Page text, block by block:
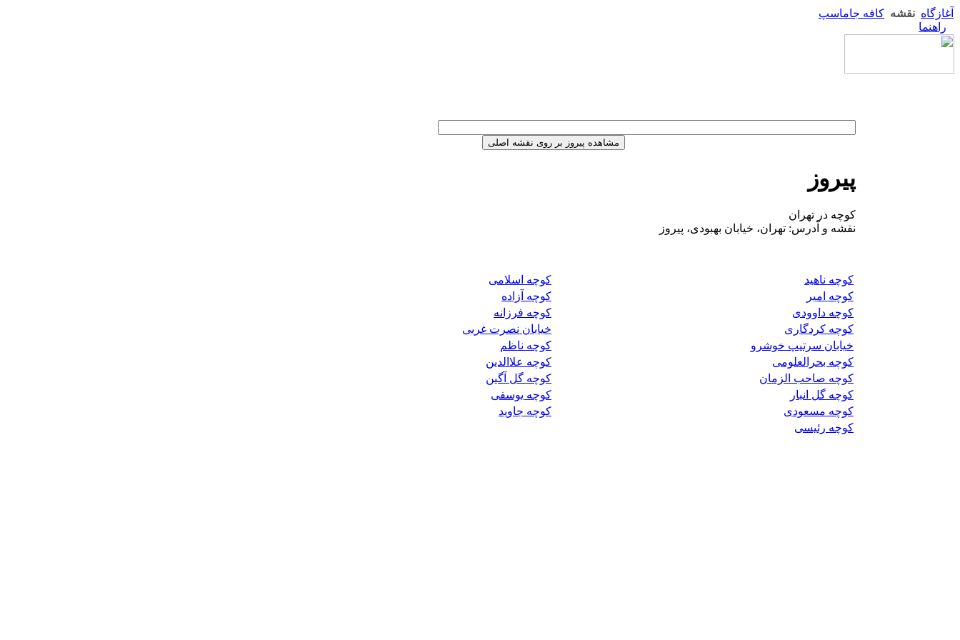
آغازگاه نقشه کافه جاماسپ
راهنما
پیروز
کوچه در تهران
نقشه و آدرس: تهران، خیابان بهبودی، پیروز
کوچه ناهید
کوچه اسلامی
کوچه امیر
کوچه آزاده
کوچه داوودی
کوچه فرزانه
کوچه کردگاری
خیابان نصرت غربی
خیابان سرتیپ خوشرو
کوچه ناظم
کوچه بحرالعلومی
کوچه علاالدین
کوچه صاحب الزمان
کوچه گل آگین
کوچه گل انبار
کوچه یوسفی
کوچه مسعودی
کوچه جاوید
کوچه رئیسی